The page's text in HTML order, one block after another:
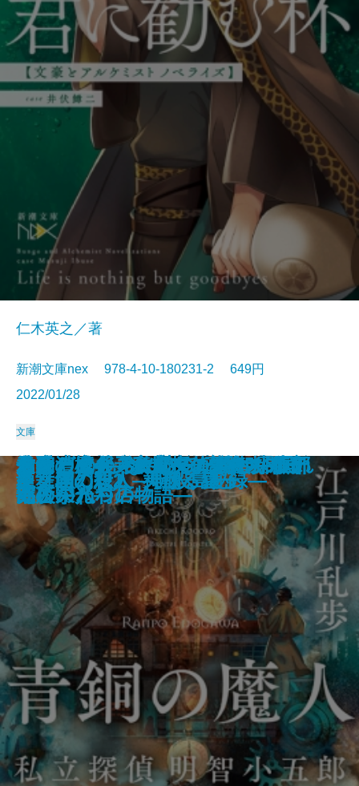
金春屋ゴメス 芥子の花
次の電車が来るまえに
金春屋ゴメス
エナメル―その謎は彼女の暇つぶ
し―
おもいでマシン―1話3分の超短編
集―
この恋が壊れるまで夏が終わらな
い
地底の魔術王―私立探偵 明智小五
郎―
幽世の薬剤師
さよならの言い方なんて知らな
い。6
君に勧む杯 文豪とアルケミスト
ノベライズ―case 井伏鱒二―
仁木英之／著
新潮文庫nex 978-4-10-180231-2 649円
2022/01/28
文庫
青銅の魔人―私立探偵 明智小五郎
―
コンビニ兄弟2―テンダネス門司
港こがね村店―
巫女島の殺人―呪殺島秘録―
龍ノ国幻想2 天翔る縁
伯爵と成金―帝都マユズミ探偵研
究所―
龍ノ国幻想1 神欺く皇子
久遠の檻―天久鷹央の事件カルテ
―
君と漕ぐ4―ながとろ高校カヌー
部の栄光―
炎舞館の殺人
あなたの後ろにいるだれか―眠れ
ぬ夜の八つの物語―